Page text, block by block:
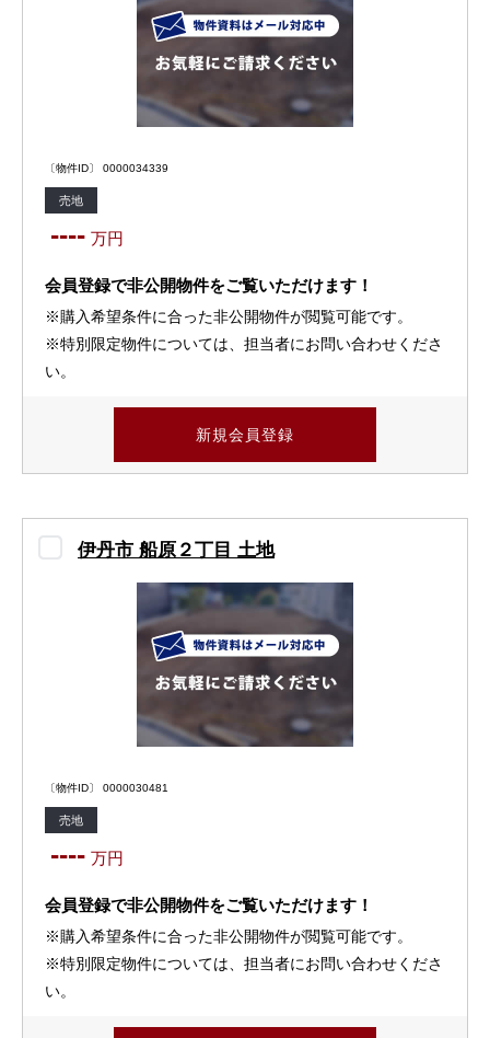
〔物件ID〕 0000034339
売地
---- 万円
会員登録で非公開物件をご覧いただけます！
※購入希望条件に合った非公開物件が閲覧可能です。
※特別限定物件については、担当者にお問い合わせくださ
い。
新規会員登録
伊丹市 船原２丁目 土地
〔物件ID〕 0000030481
売地
---- 万円
会員登録で非公開物件をご覧いただけます！
※購入希望条件に合った非公開物件が閲覧可能です。
※特別限定物件については、担当者にお問い合わせくださ
い。